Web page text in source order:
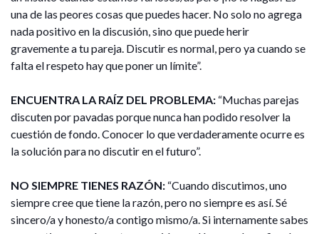
una de las peores cosas que puedes hacer. No solo no agrega
nada positivo en la discusión, sino que puede herir
gravemente a tu pareja. Discutir es normal, pero ya cuando se
falta el respeto hay que poner un límite”.
ENCUENTRA LA RAÍZ DEL PROBLEMA: “Muchas parejas
discuten por pavadas porque nunca han podido resolver la
cuestión de fondo. Conocer lo que verdaderamente ocurre es
la solución para no discutir en el futuro”.
NO SIEMPRE TIENES RAZÓN: “Cuando discutimos, uno
siempre cree que tiene la razón, pero no siempre es así. Sé
sincero/a y honesto/a contigo mismo/a. Si internamente sabes